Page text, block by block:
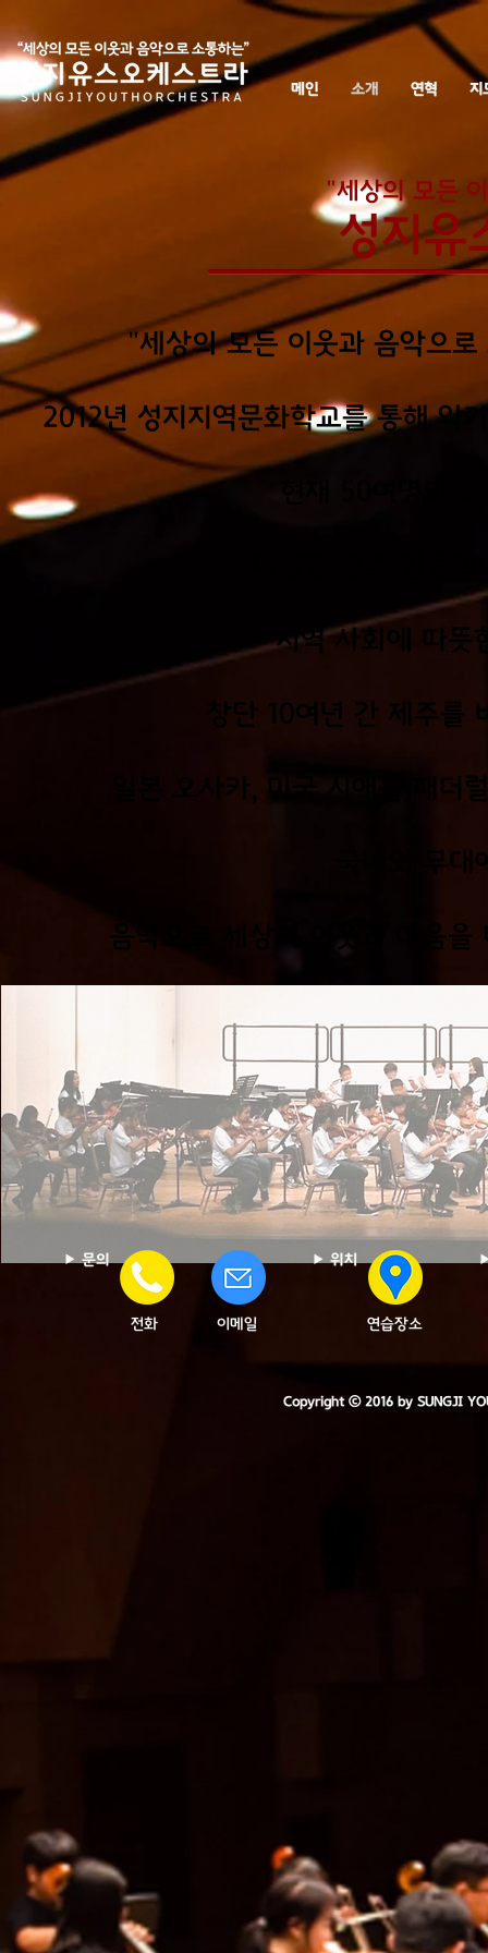
메인 소개 연혁 지
"세상의 모든
성지유
"세상의 모든 이웃과 음악으
2012년 성지지역문화학교를 통해 악
지역 사회에 따뜻
창단 10여년 간 제주
일본 오사카, 미국 시애틀 패더
국내외 무
음악으로 세상의 이웃과 마음
▶ 문의
전화 이메일
▶ 위치
연습장소
Copyright ⓒ 2016 by SUNGJI